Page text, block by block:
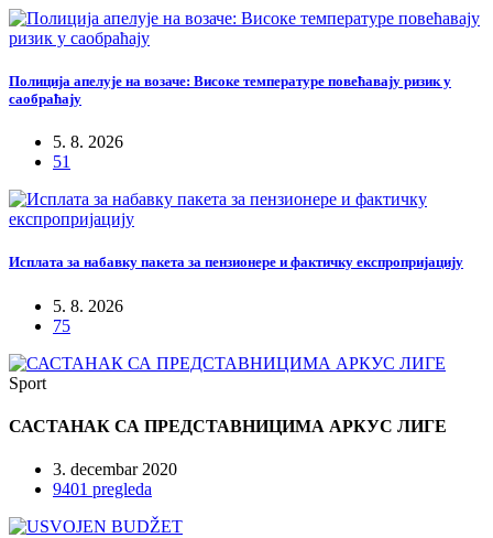
Полиција апелује на возаче: Високе температуре повећавају ризик у
саобраћају
5. 8. 2026
51
Исплата за набавку пакета за пензионере и фактичку експропријацију
5. 8. 2026
75
Sport
САСТАНАК СА ПРЕДСТАВНИЦИМА АРКУС ЛИГЕ
3. decembar 2020
9401 pregleda